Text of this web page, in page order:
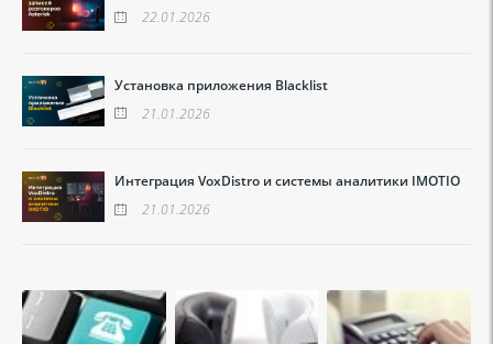
22.01.2026
Установка приложения Blacklist
21.01.2026
Интеграция VoxDistro и системы аналитики IMOTIO
21.01.2026